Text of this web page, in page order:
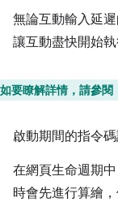
無論互動輸入延
讓互動盡快開始執
如要瞭解詳情，請參閱
啟動期間的指令
在網頁生命週期
時會先進行算繪